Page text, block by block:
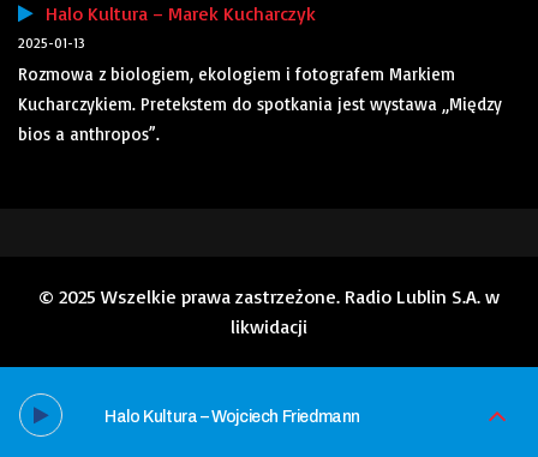
Halo Kultura – Marek Kucharczyk
2025-01-13
Rozmowa z biologiem, ekologiem i fotografem Markiem
Kucharczykiem. Pretekstem do spotkania jest wystawa „Między
bios a anthropos”.
© 2025 Wszelkie prawa zastrzeżone. Radio Lublin S.A. w
likwidacji
Halo Kultura – Wojciech Friedmann